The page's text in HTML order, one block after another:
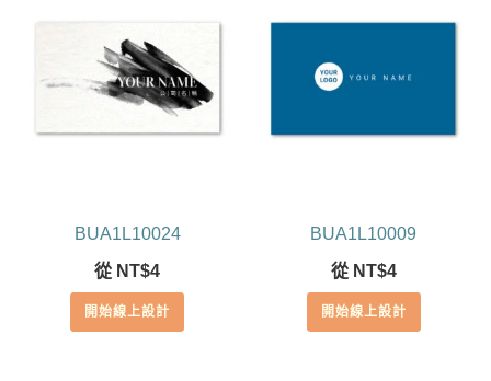
BUA1L10024
從 NT$4
開始線上設計
BUA1L10009
從 NT$4
開始線上設計